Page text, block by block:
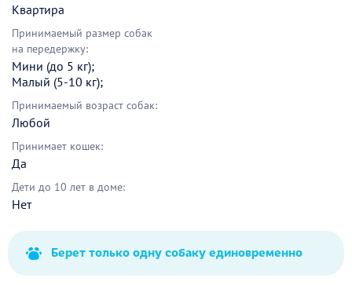
Квартира
Принимаемый размер собак
на передержку:
Мини (до 5 кг);
Малый (5-10 кг);
Принимаемый возраст собак:
Любой
Принимает кошек:
Да
Дети до 10 лет в доме:
Нет
Берет только одну собаку единовременно